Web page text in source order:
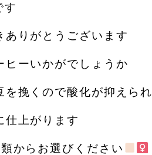
す️
ありがとうございます︎
ヒーいかがでしょうか️
を挽くので酸化が抑えられ
仕上がります
からお選びください